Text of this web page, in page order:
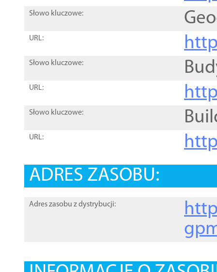
Słowo kluczowe:
URL:
Słowo kluczowe:
URL:
Słowo kluczowe:
URL:
ADRES ZASOBU:
Adres zasobu z dystrybucji: